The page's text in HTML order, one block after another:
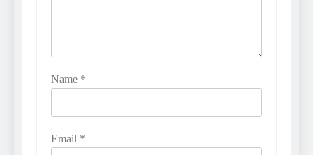
Name *
Email *